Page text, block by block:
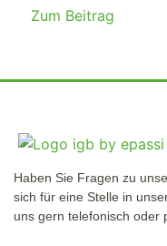
Zum Beitrag
Haben Sie Fragen zu
sich für eine Stelle in
uns gern telefonisch oder